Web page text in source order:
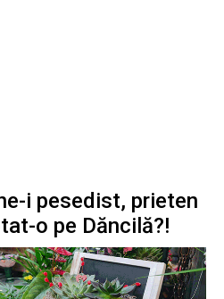
i pesedist, prieten
o pe Dăncilă?!